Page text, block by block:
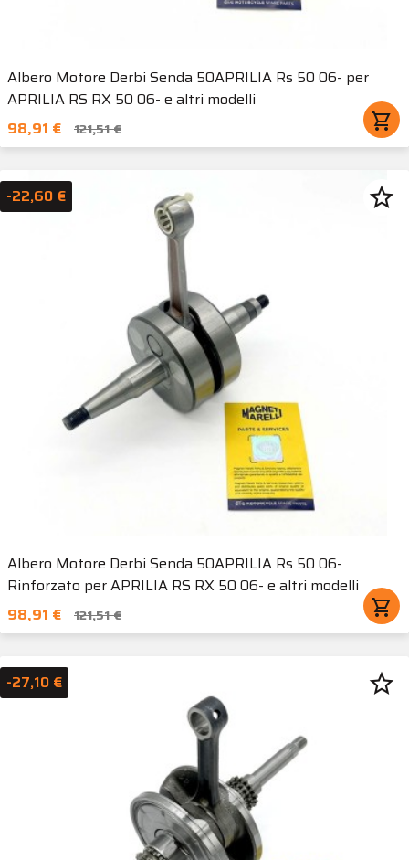
Albero Motore Derbi Senda 50APRILIA Rs 50 06- per
APRILIA RS RX 50 06- e altri modelli
98,91 €
121,51 € shopping_cart
Albero Motore Derbi Senda 50APRILIA Rs 50 06-
Rinforzato per APRILIA RS RX 50 06- e altri modelli
98,91 €
121,51 € shopping_cart
-22,60 € star_border
-27,10 € star_border